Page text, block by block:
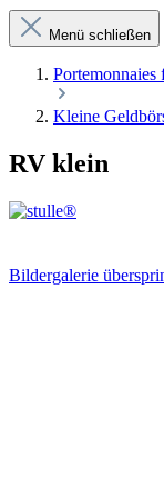
Menü schließen
Portemonnaies
Kleine
RV klein
Bildergalerie